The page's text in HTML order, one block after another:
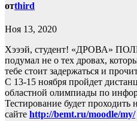
отthird
Ноя 13, 2020
Хэээй, студент! «ДРОВА»
подумал не о тех дровах,
тебе стоит задержаться и
С 13-15 ноября пройдет
областной олимпиады по
Тестирование будет проходить
сайте http://bemt.ru/moodle/my/